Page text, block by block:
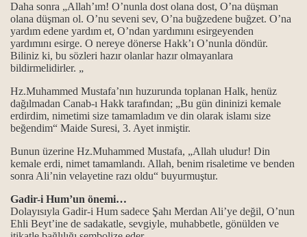
Daha sonra „Allah’ım! O’nunla dost olana dost, O’na düşman
olana düşman ol. O’nu seveni sev, O’na buğzedene buğzet. O’na
yardım edene yardım et, O’ndan yardımını esirgeyenden
yardımını esirge. O nereye dönerse Hakk’ı O’nunla döndür.
Biliniz ki, bu sözleri hazır olanlar hazır olmayanlara
bildirmelidirler. „
Hz.Muhammed Mustafa’nın huzurunda toplanan Halk, henüz
dağılmadan Canab-ı Hakk tarafından; „Bu gün dininizi kemale
erdirdim, nimetimi size tamamladım ve din olarak islamı size
beğendim“ Maide Suresi, 3. Ayet inmiştir.
Bunun üzerine Hz.Muhammed Mustafa, „Allah uludur! Din
kemale erdi, nimet tamamlandı. Allah, benim risaletime ve benden
sonra Ali’nin velayetine razı oldu“ buyurmuştur.
Gadir-i Hum’un önemi…
Dolayısıyla Gadir-i Hum sadece Şahı Merdan Ali’ye değil, O’nun
Ehli Beyt’ine de sadakatle, sevgiyle, muhabbetle, gönülden ve
ile önemi…